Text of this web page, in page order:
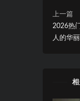
上一篇
2026热
人的华